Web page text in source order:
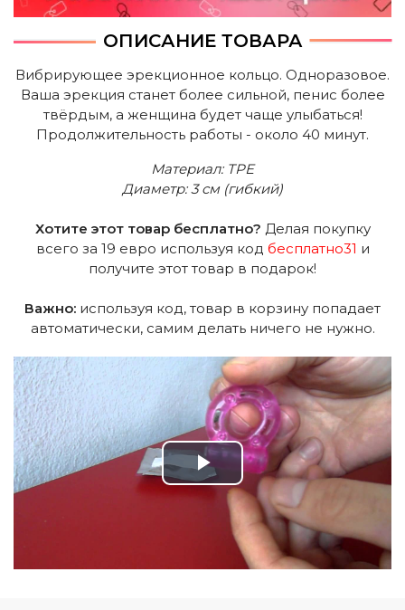
ОПИСАНИЕ ТОВАРА
Вибрирующее эрекционное кольцо. Одноразовое.
Ваша эрекция станет более сильной, пенис более
твёрдым, а женщина будет чаще улыбаться!
Продолжительность работы - около 40 минут.
Материал: TPE
Диаметр: 3 см (гибкий)
Хотите этот товар бесплатно? Делая покупку
всего за 19 евро используя код бесплатно31 и
получите этот товар в подарок!
Важно: используя код, товар в корзину попадает
автоматически, самим делать ничего не нужно.
Play
Video